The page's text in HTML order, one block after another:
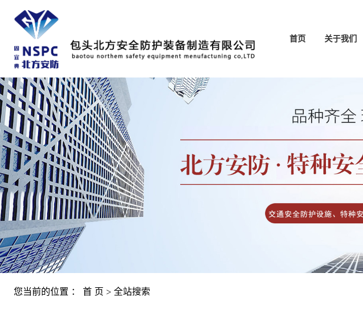
首页 关于我们
您当前的位置 ： 首 页 > 全站搜索